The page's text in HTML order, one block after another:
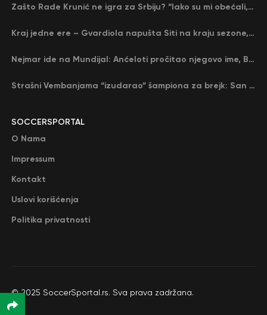
SOCCERSPORTAL
O Nama
Impressum
Kontakt
Uslovi korišćenja
Politika privatnosti
Zašto Rade Krunić ne igra za Srbiju? “Iako su mi obećali, niko me nije zvao…”
Kraj jedne ere – Gvardiola napušta Siti na kraju sezone, menja ga njegov nekadašnji rival
Nejmar ide na Mundijal: Anćeloti pročitao njegovo ime, Brazil u delirijumu (VIDEO)
Strašni Vembanjama “izudarao” šampiona za brejk: San Antonio poveo protiv Oklahome
© 2025 SoccerSportal.rs. Sva prava zadržana.